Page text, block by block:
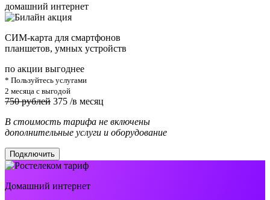
домашний интернет
СИМ-карта для смартфонов
планшетов, умных устройств
по акции выгоднее
* Пользуйтесь услугами
2 месяца с выгодой
750 рублей 375 /в месяц
В стоимость тарифа не включены
дополнительные услуги и оборудование
Подключить
Домашний интернет